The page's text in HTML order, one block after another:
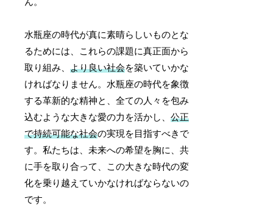
水瓶座の時代が真に素晴らしいものとな
るためには、これらの課題に真正面から
取り組み、より良い社会を築いていかな
ければなりません。水瓶座の時代を象徴
する革新的な精神と、全ての人々を包み
込むような大きな愛の力を活かし、公正
で持続可能な社会の実現を目指すべきで
す。私たちは、未来への希望を胸に、共
に手を取り合って、この大きな時代の変
化を乗り越えていかなければならないの
です。